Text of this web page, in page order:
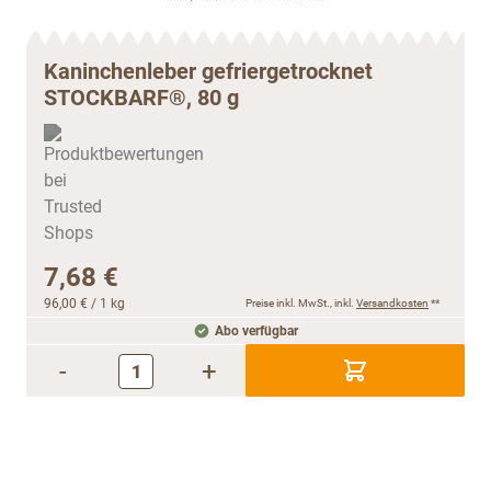
Kaninchenleber gefriergetrocknet
STOCKBARF®, 80 g
7,68 €
96,00 € / 1 kg Preise inkl. MwSt., inkl. Versandkosten **
Abo verfügbar
- +